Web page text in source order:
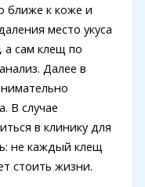
ближе к коже и
место укуса
а сам клещ по
Далее в
В случае
в клинику для
не каждый клещ
стоить жизни.